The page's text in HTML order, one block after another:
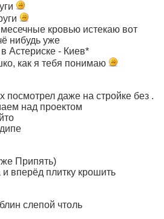
кровью истекаю вот
нибудь уже
Астериске - Киев*
как я тебя понимаю
посмотрел даже на стройке без .
над проектом
Припять)
вперёд плитку крошить
слепой чтоль